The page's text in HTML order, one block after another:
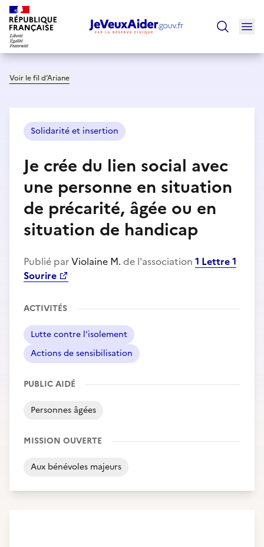
Voir le fil d’Ariane
Solidarité et insertion
Je crée du lien social avec
une personne en situation
de précarité, âgée ou en
situation de handicap
Publié parViolaine M. de l'association 1 Lettre 1
Sourire
ACTIVITÉS
Lutte contre l'isolement
Actions de sensibilisation
PUBLIC AIDÉ
Personnes âgées
MISSION OUVERTE
Aux bénévoles majeurs